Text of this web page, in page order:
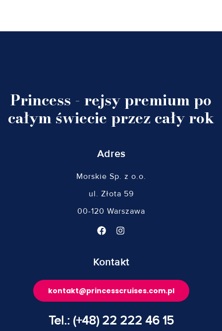
Princess - rejsy premium po
całym świecie przez cały rok
Adres
Morskie Sp. z o.o.
ul. Złota 59
00-120 Warszawa
Kontakt
kontakt@princesscruises.com.pl
Tel.: (+48) 22 222 46 15